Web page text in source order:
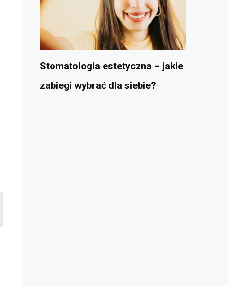
Stomatologia estetyczna – jakie
zabiegi wybrać dla siebie?